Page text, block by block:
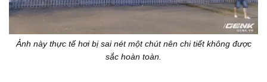
Ảnh này thực tế hơi bị sai nét một chút nên chi tiết không được
sắc hoàn toàn.